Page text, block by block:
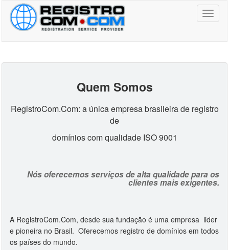
Toggle
Quem Somos
RegistroCom.Com: a única empresa brasileira de registro
de
domínios com qualidade ISO 9001
Nós oferecemos serviços de alta qualidade para os
clientes mais exigentes.
A RegistroCom.Com, desde sua fundação é uma empresa lider
e pioneira no Brasil. Oferecemos registro de domínios em todos
os países do mundo.